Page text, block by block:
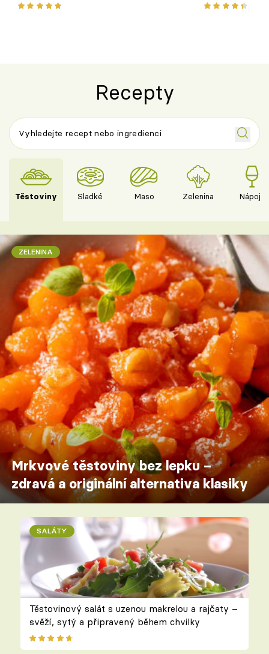
chuťovka z grilu
Recepty
Těstoviny Sladké Maso Zelenina Nápoje
ZELENINA
Mrkvové těstoviny bez lepku –
zdravá a originální alternativa klasiky
SALÁTY
Těstovinový salát s uzenou makrelou a rajčaty –
svěží, sytý a připravený během chvilky